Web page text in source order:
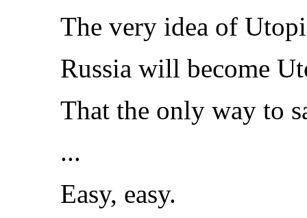
The very idea of
Russia will become
That the only way to
...
Easy, easy.